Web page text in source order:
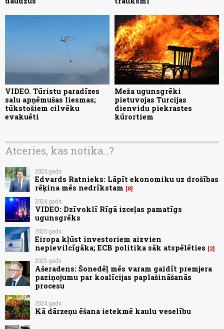
VIDEO. Tūristu paradīzes
salu apņēmušas liesmas;
tūkstošiem cilvēku
evakuēti
Meža ugunsgrēki
pietuvojas Turcijas
dienvidu piekrastes
kūrortiem
Atceries, kas notika...?
2025.gads
Edvards Ratnieks: Lāpīt ekonomiku uz drošības
rēķina mēs nedrīkstam
8
2024.gads
VIDEO: Dzīvoklī Rīgā izceļas pamatīgs
ugunsgrēks
2023.gads
Eiropa kļūst investoriem aizvien
nepievilcīgāka; ECB politika sāk atspēlēties
2
2023.gads
Ašeradens: Šonedēļ mēs varam gaidīt premjera
paziņojumu par koalīcijas paplašināšanās
procesu
2024.gads
Kā dārzeņu ēšana ietekmē kaulu veselību